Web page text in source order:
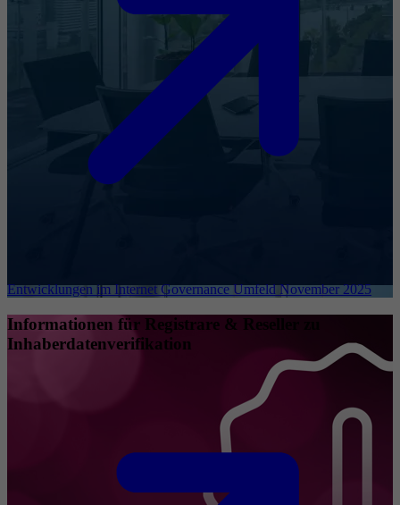
Entwicklungen im Internet Governance Umfeld November 2025
Informationen für Registrare & Reseller zu
Inhaberdatenverifikation